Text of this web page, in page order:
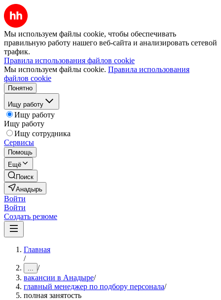
Мы используем файлы cookie, чтобы обеспечивать
правильную работу нашего веб-сайта и анализировать сетевой
трафик.
Правила использования файлов cookie
Мы используем файлы cookie. Правила использования
файлов cookie
Понятно
Ищу работу
Ищу работу
Ищу работу
Ищу сотрудника
Сервисы
Помощь
Ещё
Поиск
Анадырь
Войти
Войти
Создать резюме
Главная
/
... /
вакансии в Анадыре/
главный менеджер по подбору персонала/
полная занятость